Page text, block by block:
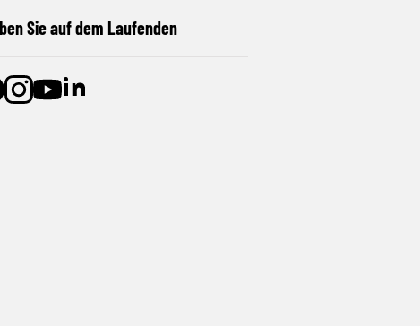
Sie auf dem Laufenden